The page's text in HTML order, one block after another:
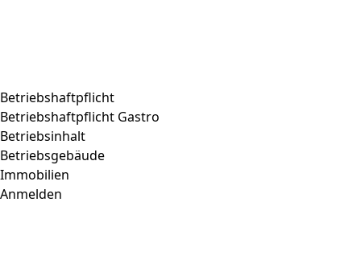
Betriebshaftpflicht
Betriebshaftpflicht Gastro
Betriebsinhalt
Betriebsgebäude
Immobilien
Anmelden